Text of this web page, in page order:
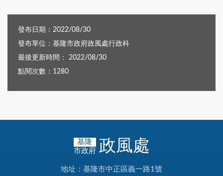
發布日期：2022/08/30
發布單位：基隆市政府政風處行政科
最後更新時間： 2022/08/30
點閱次數：1280
基隆
市政府 政風處
地址：基隆市中正區義一路1號